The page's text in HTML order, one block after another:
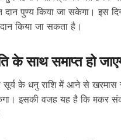
दान पुण्य किया जा सकेगा। इस
किया जा सकता है।
के साथ समाप्त हो
के धनु राशि में आने से खरमास
इसकी वजह यह है कि मकर